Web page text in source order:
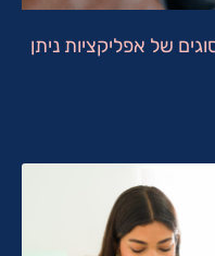
של אפליקציות ניתן